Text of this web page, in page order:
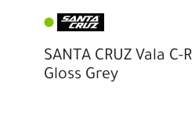
SANTA CRUZ Vala C-
Gloss Grey